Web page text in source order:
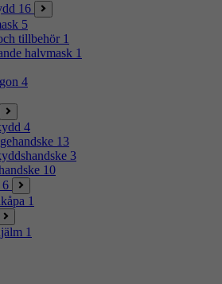
16
5
tillbehör 1
halvmask 1
4
4
13
3
10
6
1
1